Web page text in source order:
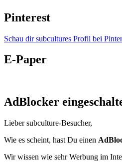
Pinterest
Schau dir subcultures Profil bei
E-Paper
AdBlocker
Lieber subculture-Besucher,
Wie es scheint, hast Du einen
Wir wissen wie sehr Werbung im